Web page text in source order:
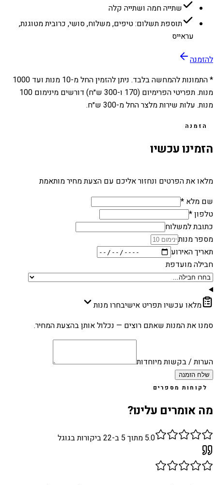
שתייה חמה ושתייה קלה
תוספת תשלום: טיפים, משלוח, סושי, כרובית מטוגנת,
עראייס
להזמנה
* התמונות להמחשה בלבד. ניתן להזמין החל מ-10 מנות ועד 1000
מנות. תפריטי הפרימיום (170 ו-300 ש״ח) דורשים מינימום 100
מנות. עלות שירות מלצר החל מ-300 ש״ח.
הזמנה
הזמינו עכשיו
מלאו את הפרטים ונחזור אליכם עם הצעת מחיר מותאמת
שם מלא *
טלפון *
כתובת למשלוח
מספר מנות
תאריך האירוע
חבילה מועדפת
מלאו עכשיו תפריט אישיבחרו מנות
סמנו את המנות שאתם רוצים — נכלול אותן בהצעת המחיר.
הערות / בקשות מיוחדות
שלח הזמנה
לקוחות מספרים
מה אומרים עלינו?
5.0 מתוך 5 ב- 22ביקורות בגוגל